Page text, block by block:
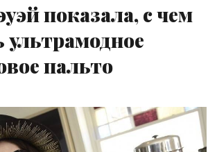
показала, с чем
ультрамодное
пальто